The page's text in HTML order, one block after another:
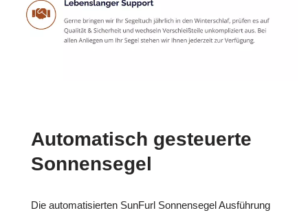
Automatisch gesteuerte
Sonnensegel
Die automatisierten SunFurl Sonnensegel Ausführung